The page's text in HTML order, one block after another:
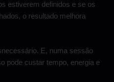
estiverem definidos e se os
o resultado melhora
E, numa sessão
pode custar tempo, energia e